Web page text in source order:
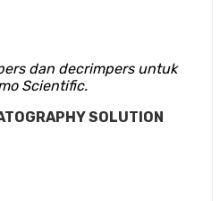
dan decrimpers untuk
Scientific.
SOLUTION